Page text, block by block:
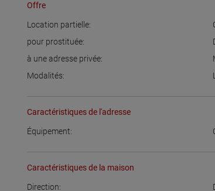
Offre
Location partielle:
pour prostituée:
à une adresse privée:
Modalités:
Caractéristiques de l'adresse
Équipement:
Caractéristiques de la maison
Direction: